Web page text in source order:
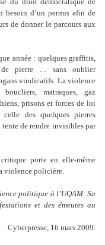
besoin d’un permis afin de
de donner le parcours aux
année : quelques graffitis,
de pierre … sans oublier
vindicatifs. La violence
matraques, gaz
prisons et forces de loi
celle des quelques pierres
de rendre invisibles par
porte en elle-même
violence policière.
politique à l’UQAM. Sa
et des émeutes au
Cyberpresse, 16 mars 2009.